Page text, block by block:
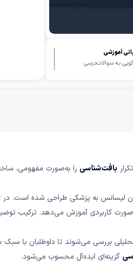
آموزشی
به سوالات‌درسی
بافت‌شناسی را به‌صورت مفهومی،
به پزشکی طراحی شده است. در
کاربردی آموزش می‌دهد. ترکیب
بررسی می‌شوند تا داوطلبان با سبک
گزینه‌ای ایده‌آل محسوب می‌شود.